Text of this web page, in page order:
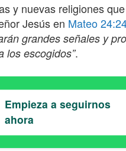
y nuevas religiones
Jesús en Mateo
grandes señales y
los escogidos”.
Empieza a seguirnos
ahora